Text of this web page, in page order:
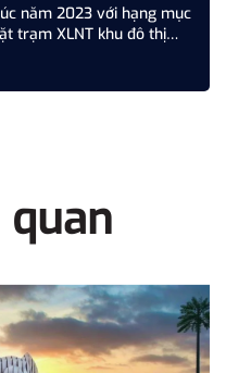
năm 2023 với hạng mục
trạm XLNT khu đô thị